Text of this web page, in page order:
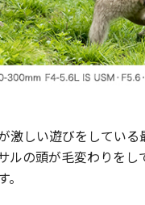
激しい遊びをしている
ルの頭が毛変わりをし